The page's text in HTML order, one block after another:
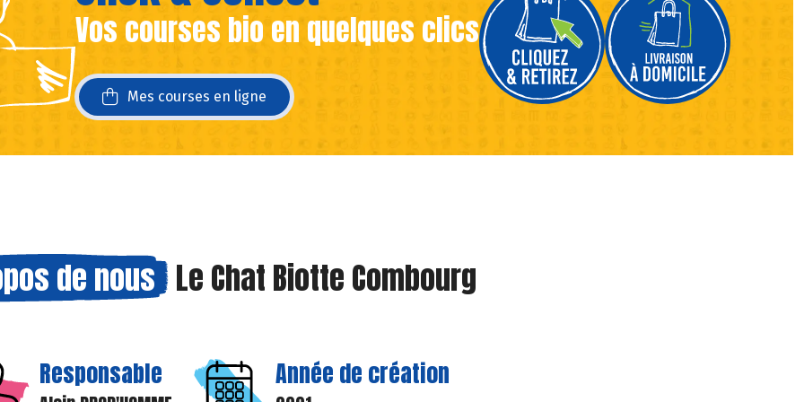
Vos courses bio en quelques clics
Mes courses en ligne
une nouvelle fenêtre)
une nouvelle fenêtre)
de nous Le Chat Biotte Combourg
Responsable Année de création